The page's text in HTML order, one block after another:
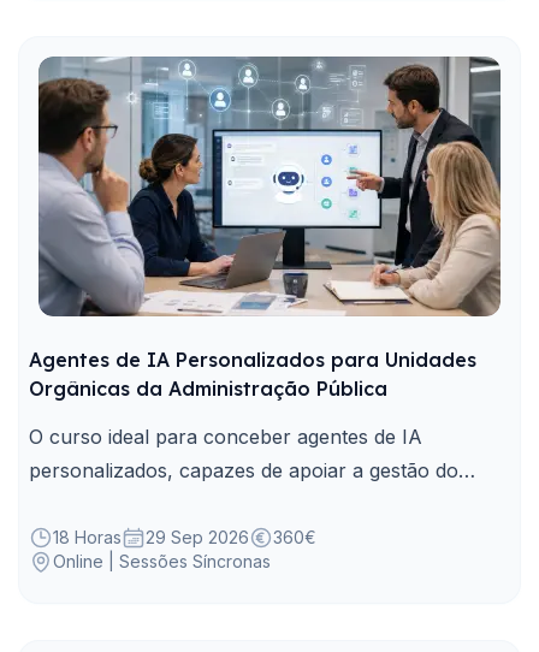
Agentes de IA Personalizados para Unidades
Orgânicas da Administração Pública
O curso ideal para conceber agentes de IA
personalizados, capazes de apoiar a gestão do
necessidades das unidades orgânicas da
Administração Pública.
18 Horas 29 Sep 2026
360€
Online | Sessões Síncronas